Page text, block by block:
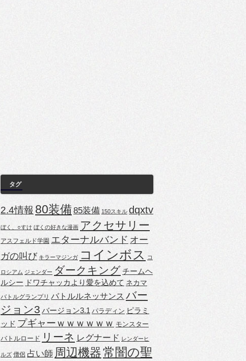
タグ
2.4情報 80装備 85装備 150スキル dqxtv
ぼく、○すけ ぼくの好きな漫画 アクセサリー
アスフェルド学園 エターナルバンド オー
ガの叫び キラーマジンガ コインボス コ
ロシアム ジェンダー ダークキングチームヘ
ルシー ドワチャッカより愛を込めて ネカマ
バトルグランプリ バトルルネッサンス バー
ジョン3 バージョン3.1 パラディン ピラミ
ッド プギャーｗｗｗｗｗｗ モンスター
バトルロード リーネ レグナード レンダーヒ
ルズ 僧侶 占い師 周辺機器常闇の聖